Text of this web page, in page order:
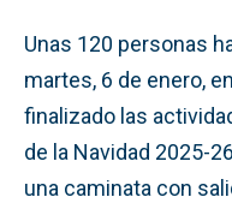
Unas 120 personas
martes, 6 de enero,
finalizado las
de la Navidad 2025-
una caminata con